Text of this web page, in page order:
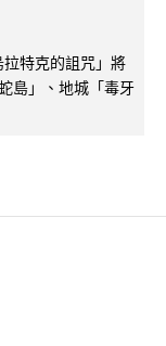
拉特克的詛咒」將
島」、地城「毒牙